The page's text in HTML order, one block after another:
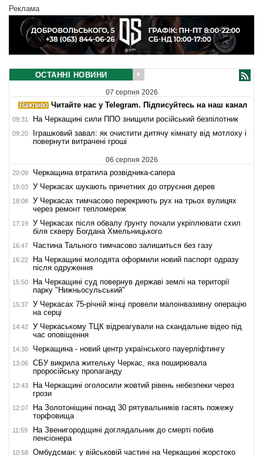
Реклама
ОСТАННІ НОВИНИ
07 серпня 2026
Читайте нас у Telegram. Підписуйтесь на наш канал
09:31 На Черкащині сили ППО знищили російський безпілотник
09:20
Іграшковий завал: як очистити дитячу кімнату від мотлоху і
повернути витрачені гроші
06 серпня 2026
20:09 Черкащина втратила розвідника-сапера
19:03 У Черкасах шукають причетних до отруєння дерев
18:08
У Черкасах тимчасово перекриють рух на трьох вулицях
через ремонт тепломереж
17:19
У Черкасах після обвалу ґрунту почали укріплювати схил
біля скверу Богдана Хмельницького
16:47 Частина Тального тимчасово залишиться без газу
16:22
На Черкащині молодята оформили новий паспорт одразу
після одруження
15:50
На Черкащині суд повернув державі землі на території
парку "Нижньосульський"
15:37
У Черкасах 75-річній жінці провели малоінвазивну операцію
на серці
14:42
У Черкаському ТЦК відреагували на скандальне відео під
час оповіщення
14:30 Черкащина - новий центр українського пауерліфтингу
13:06
СБУ викрила жительку Черкас, яка поширювала
проросійську пропаганду
12:43
На Черкащині оголосили жовтий рівень небезпеки через
грози
12:07
На Золотоніщині понад 30 рятувальників гасять пожежу
торфовища
11:59
На Звенигородщині доглядальник до смерті побив
пенсіонера
10:58
Омбудсман: у військовій частині на Черкащині жорстоко